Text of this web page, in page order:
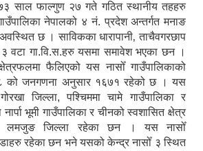
साल फाल्गुण २७ गते गठित स्थानीय तहहरु
नेपालको ४ नं. प्रदेश अन्तर्गत मनाङ
छ । साविकका धारापानी‚ ताचैवगरछाप
वटा गा.वि.स.हरु यसमा समावेश भएका छन ।
फैलिएको यस नासोँ गाउँपालिकाको
को जनगणना अनुसार १६७१ रहेको छ । यस
गोरखा जिल्ला, पश्चिममा चामे गाउँपालिका र
भूमी गाउँपालिका र चीनको स्वशासित क्षेत्र
लमजुङ जिल्ला रहेका छन । यस नासोँ
रहेका छन भने यसको केन्द्र नासोँ ३ स्थित